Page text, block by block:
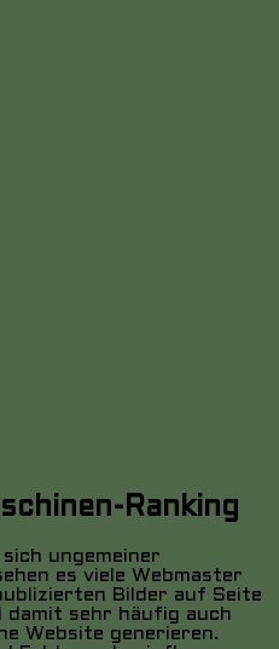
Ranking
ungemeiner
es viele Webmaster
Bilder auf Seite
damit sehr häufig auch
Website generieren.